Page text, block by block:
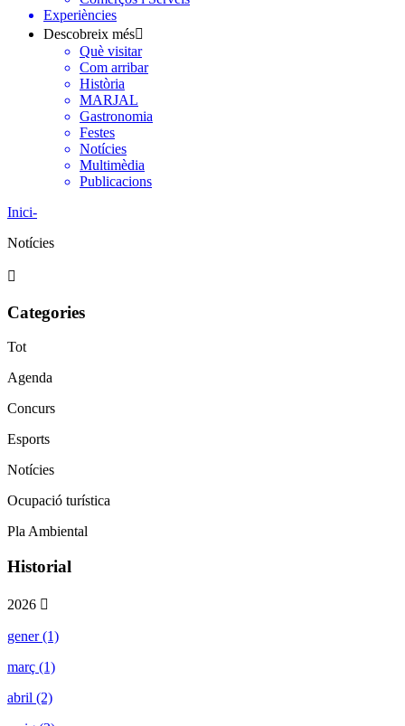
Experiències
Descobreix més
Què visitar
Com arribar
Història
MARJAL
Gastronomia
Festes
Notícies
Multimèdia
Publicacions
Inici-
Notícies
Categories
Tot
Agenda
Concurs
Esports
Notícies
Ocupació turística
Pla Ambiental
Historial
2026
gener (1)
març (1)
abril (2)